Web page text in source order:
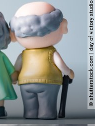
© shutterstock.com | day of victory studio